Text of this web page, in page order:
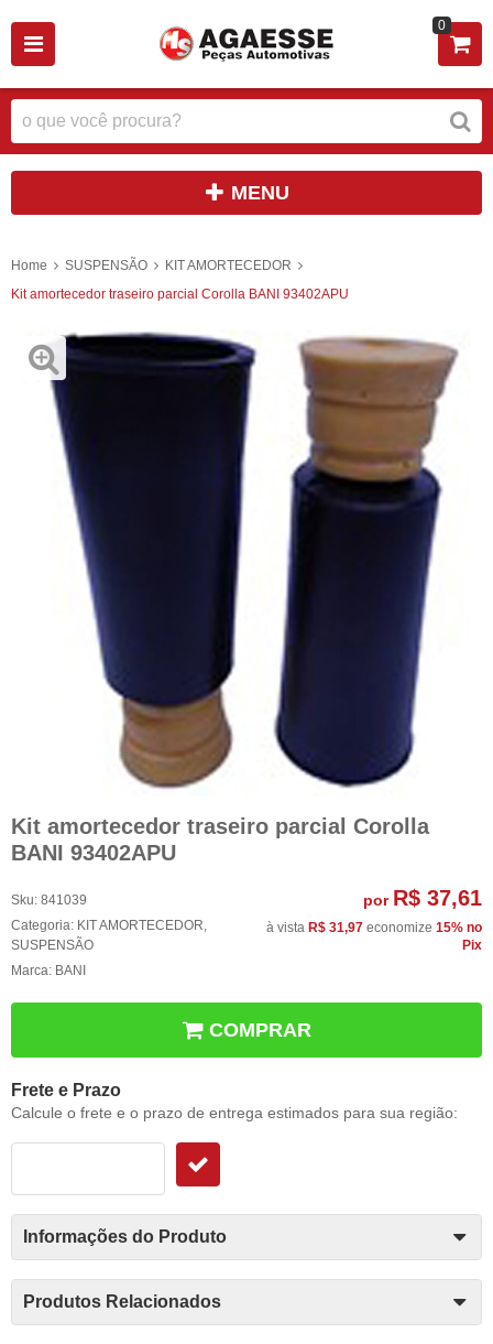
0
MENU
Home SUSPENSÃO
KIT AMORTECEDOR
Kit amortecedor traseiro parcial Corolla BANI 93402APU
Kit amortecedor traseiro parcial Corolla
BANI 93402APU
Sku: 841039
Categoria: KIT AMORTECEDOR,
SUSPENSÃO
Marca: BANI
por R$ 37,61
à vista R$ 31,97 economize 15% no
Pix
COMPRAR
Frete e Prazo
Calcule o frete e o prazo de entrega estimados para sua região:
Informações do Produto
Produtos Relacionados